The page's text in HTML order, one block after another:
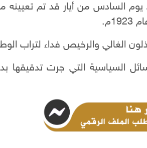
يوم السادس من أيار قد تم
الغالي والرخيص فداء لتراب
السياسية التي جرت تدقيقها
الأولى عام 1918، انسحبت
ما لم ينشر عن "الطقس
لا تزال الأسئلة والتكهنات
"الماسونية" السري والذي يعرف
الأحرار"، ومن الروايات الشائعة عن